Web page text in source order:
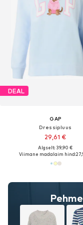
DEAL
GAP
Dressipluus
29,61 €
Algselt: 39,90 €
Viimane madalaim hind: